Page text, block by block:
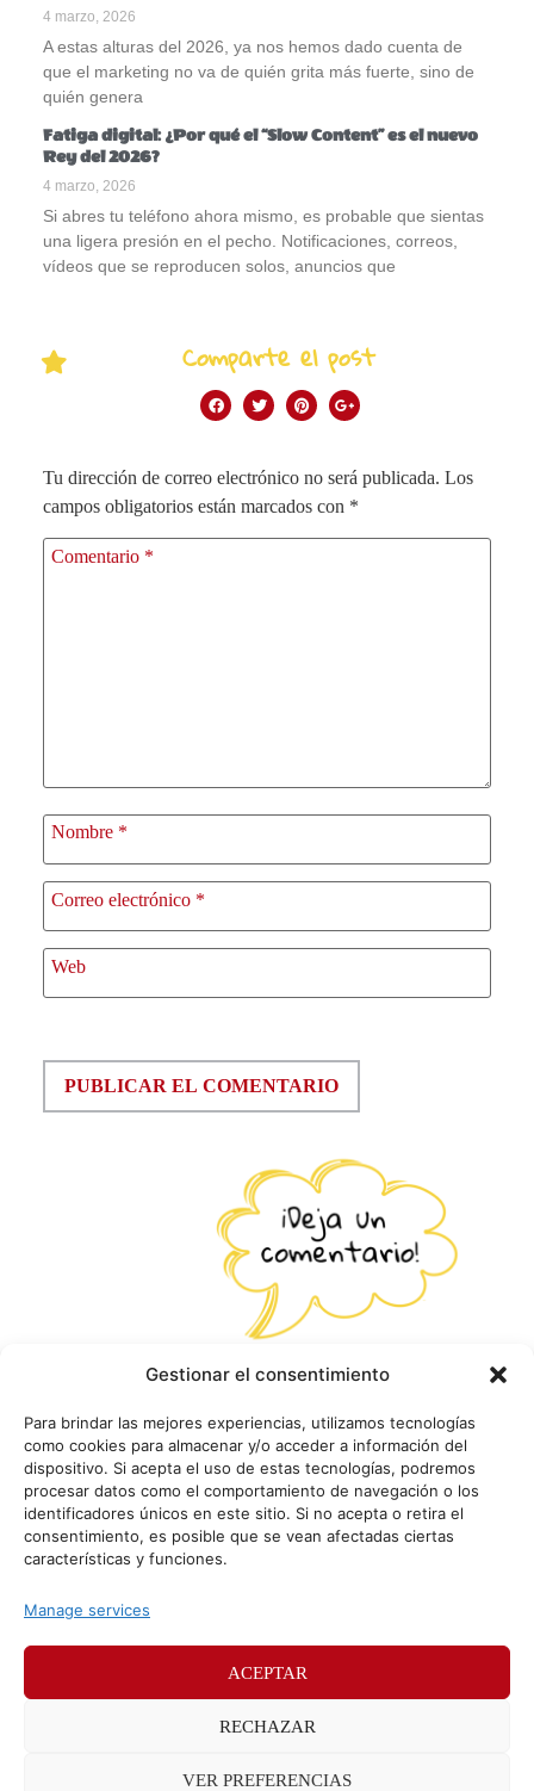
Gestionar el consentimiento
Para brindar las mejores experiencias, utilizamos tecnologías
como cookies para almacenar y/o acceder a información del
dispositivo. Si acepta el uso de estas tecnologías, podremos
procesar datos como el comportamiento de navegación o los
identificadores únicos en este sitio. Si no acepta o retira el
consentimiento, es posible que se vean afectadas ciertas
características y funciones.
Manage services
ACEPTAR
RECHAZAR
VER PREFERENCIAS
4 marzo, 2026
A estas alturas del 2026, ya nos hemos dado cuenta de
que el marketing no va de quién grita más fuerte, sino de
quién genera
Fatiga digital: ¿Por qué el “Slow Content” es el nuevo
Rey del 2026?
4 marzo, 2026
Si abres tu teléfono ahora mismo, es probable que sientas
una ligera presión en el pecho. Notificaciones, correos,
vídeos que se reproducen solos, anuncios que
Comparte el post
Tu dirección de correo electrónico no será publicada. Los
campos obligatorios están marcados con *
Comentario *
Nombre *
Correo electrónico *
Web
© Sr. Potato 2026